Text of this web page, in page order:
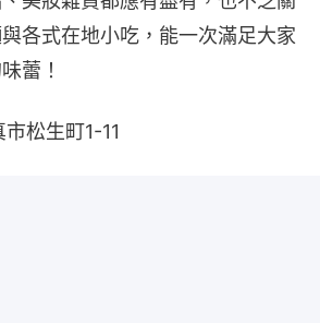
各式在地小吃，能一次滿足大家
蕾！
松生町1-11